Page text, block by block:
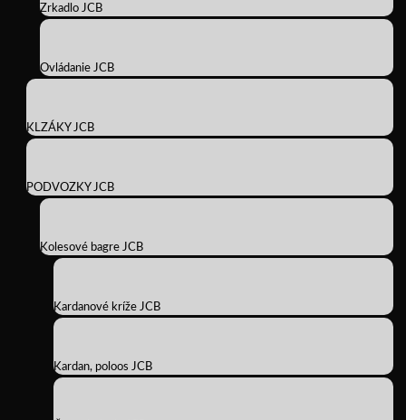
Zrkadlo JCB
Ovládanie JCB
KLZÁKY JCB
PODVOZKY JCB
Kolesové bagre JCB
Kardanové kríže JCB
Kardan, poloos JCB